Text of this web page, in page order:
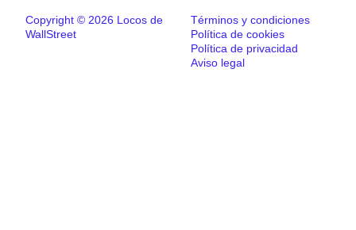
Copyright © 2026 Locos de
WallStreet
Términos y condiciones
Política de cookies
Política de privacidad
Aviso legal